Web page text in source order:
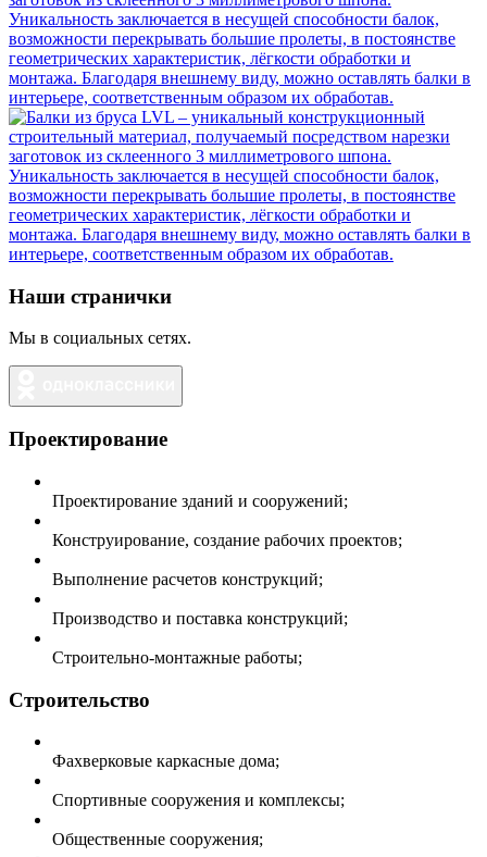
Наши странички
Мы в социальных сетях.
Проектирование
Проектирование зданий и сооружений;
Конструирование, создание рабочих проектов;
Выполнение расчетов конструкций;
Производство и поставка конструкций;
Строительно-монтажные работы;
Строительство
Фахверковые каркасные дома;
Спортивные сооружения и комплексы;
Общественные сооружения;